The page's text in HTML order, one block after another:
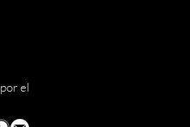
por el